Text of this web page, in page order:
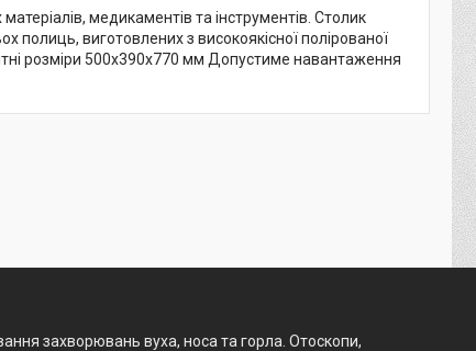
медикаментів та інструментів. Столик
полиць, виготовлених з високоякісної полірованої
розміри 500х390х770 мм Допустиме навантаження
захворювань вуха, носа та горла. Отоскопи,